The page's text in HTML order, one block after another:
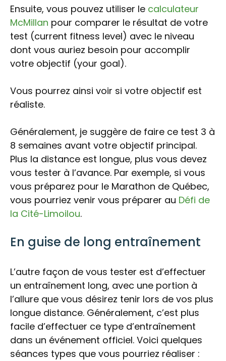
Ensuite, vous pouvez utiliser le calculateur
McMillan pour comparer le résultat de votre
test (current fitness level) avec le niveau
dont vous auriez besoin pour accomplir
votre objectif (your goal).
Vous pourrez ainsi voir si votre objectif est
réaliste.
Généralement, je suggère de faire ce test 3 à
8 semaines avant votre objectif principal.
Plus la distance est longue, plus vous devez
vous tester à l’avance. Par exemple, si vous
vous préparez pour le Marathon de Québec,
vous pourriez venir vous préparer au Défi de
la Cité-Limoilou.
En guise de long entraînement
L’autre façon de vous tester est d’effectuer
un entraînement long, avec une portion à
l’allure que vous désirez tenir lors de vos plus
longue distance. Généralement, c’est plus
facile d’effectuer ce type d’entraînement
dans un événement officiel. Voici quelques
séances types que vous pourriez réaliser :